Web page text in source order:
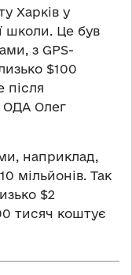
Харків у
школи. Це був
з GPS-
$100
після
ОДА Олег
наприклад,
мільйонів. Так
$2
тисяч коштує